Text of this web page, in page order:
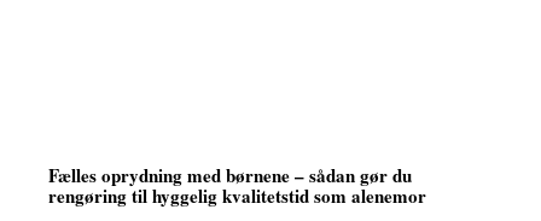
Fælles oprydning med børnene – sådan gør du
rengøring til hyggelig kvalitetstid som alenemor